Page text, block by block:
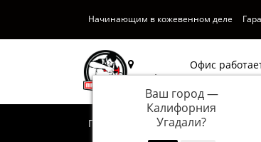
Начинающим в кожевенном деле
Калифорния
Ваш город —
Калифорния
Угадали?
Офис
Написать
Подарочные сертификаты